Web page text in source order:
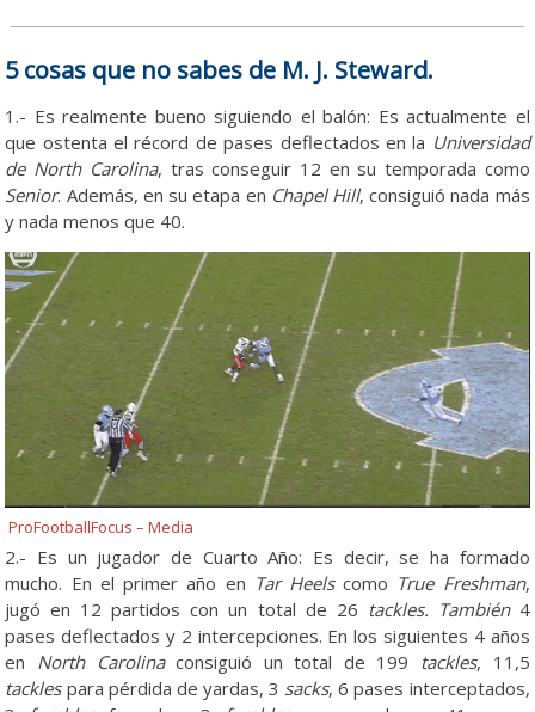
5 cosas que no sabes de M. J. Steward.
1.- Es realmente bueno siguiendo el balón: Es actualmente el
que ostenta el récord de pases deflectados en la Universidad
de North Carolina, tras conseguir 12 en su temporada como
Senior. Además, en su etapa en Chapel Hill, consiguió nada más
y nada menos que 40.
ProFootballFocus – Media
2.- Es un jugador de Cuarto Año: Es decir, se ha formado
mucho. En el primer año en Tar Heelscomo True Freshman,
jugó en 12 partidos con un total de 26 tackles. También4
pases deflectados y 2 intercepciones. En los siguientes 4 años
en North Carolinaconsiguió un total de 199 tackles, 11,5
tacklespara pérdida de yardas, 3 sacks, 6 pases interceptados,